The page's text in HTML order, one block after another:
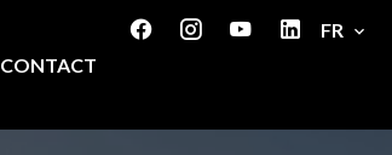
FR
CONTACT